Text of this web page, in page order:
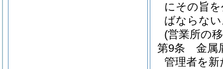
にその旨
ばならな
(営業所の
第9条
金属
管理者を